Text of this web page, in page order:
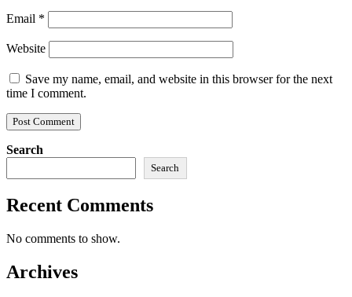
Email *
Website
Save my name, email, and website in this browser for the next
time I comment.
Search
Search
Recent Comments
No comments to show.
Archives